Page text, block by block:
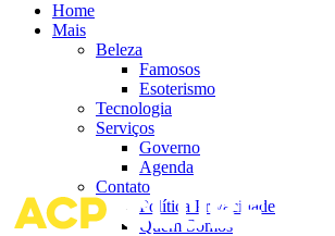
Home
Mais
Beleza
Famosos
Esoterismo
Tecnologia
Serviços
Governo
Agenda
Contato
Política Privacidade
Quem Somos